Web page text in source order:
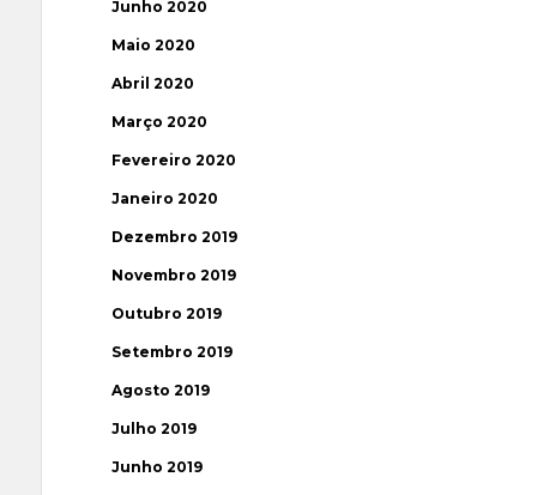
Junho 2020
Maio 2020
Abril 2020
Março 2020
Fevereiro 2020
Janeiro 2020
Dezembro 2019
Novembro 2019
Outubro 2019
Setembro 2019
Agosto 2019
Julho 2019
Junho 2019